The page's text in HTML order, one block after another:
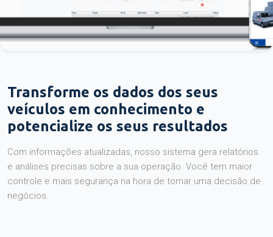
Transforme os dados dos seus
veículos em conhecimento e
potencialize os seus resultados
Com informações atualizadas, nosso sistema gera relatórios
e análises precisas sobre a sua operação. Você tem maior
controle e mais segurança na hora de tomar uma decisão de
negócios.